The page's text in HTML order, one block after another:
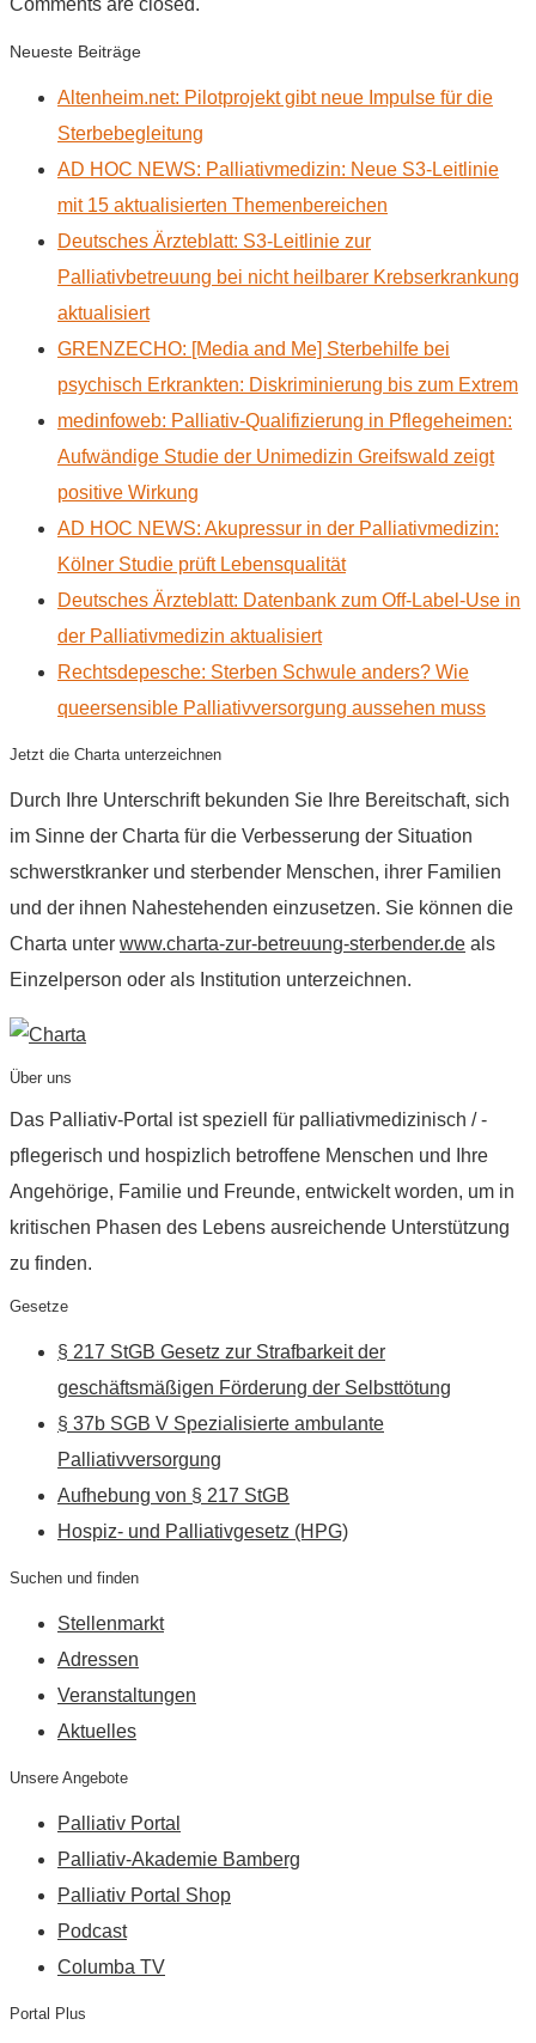
Neueste Beiträge
Altenheim.net: Pilotprojekt gibt neue Impulse für die
Sterbebegleitung
AD HOC NEWS: Palliativmedizin: Neue S3-Leitlinie
mit 15 aktualisierten Themenbereichen
Deutsches Ärzteblatt: S3-Leitlinie zur
Palliativbetreuung bei nicht heilbarer Krebserkrankung
aktualisiert
GRENZECHO: [Media and Me] Sterbehilfe bei
psychisch Erkrankten: Diskriminierung bis zum Extrem
medinfoweb: Palliativ-Qualifizierung in Pflegeheimen:
Aufwändige Studie der Unimedizin Greifswald zeigt
positive Wirkung
AD HOC NEWS: Akupressur in der Palliativmedizin:
Kölner Studie prüft Lebensqualität
Deutsches Ärzteblatt: Datenbank zum Off-Label-Use in
der Palliativmedizin aktualisiert
Rechtsdepesche: Sterben Schwule anders? Wie
queersensible Palliativversorgung aussehen muss
Jetzt die Charta unterzeichnen
Durch Ihre Unterschrift bekunden Sie Ihre Bereitschaft, sich
im Sinne der Charta für die Verbesserung der Situation
schwerstkranker und sterbender Menschen, ihrer Familien
und der ihnen Nahestehenden einzusetzen. Sie können die
Charta unter www.charta-zur-betreuung-sterbender.de als
Einzelperson oder als Institution unterzeichnen.
Über uns
Das Palliativ-Portal ist speziell für palliativmedizinisch / -
pflegerisch und hospizlich betroffene Menschen und Ihre
Angehörige, Familie und Freunde, entwickelt worden, um in
kritischen Phasen des Lebens ausreichende Unterstützung
zu finden.
Gesetze
§ 217 StGB Gesetz zur Strafbarkeit der
geschäftsmäßigen Förderung der Selbsttötung
§ 37b SGB V Spezialisierte ambulante
Palliativversorgung
Aufhebung von § 217 StGB
Hospiz- und Palliativgesetz (HPG)
Suchen und finden
Stellenmarkt
Adressen
Veranstaltungen
Aktuelles
Unsere Angebote
Palliativ Portal
Palliativ-Akademie Bamberg
Palliativ Portal Shop
Podcast
Columba TV
Portal Plus